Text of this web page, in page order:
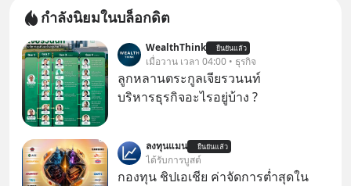
กำลังนิยมในบล็อกดิต
WealthThink ยืนยันแล้ว
เมื่อวาน เวลา 04:00 • ธุรกิจ
ลูกหลานตระกูลเจียรวนนท์
บริหารธุรกิจอะไรอยู่บ้าง ?
ลงทุนแมน ยืนยันแล้ว
ได้รับการบูสต์
กองทุน ชิปเอเชีย ค่าจัดการต่ำสุดใน